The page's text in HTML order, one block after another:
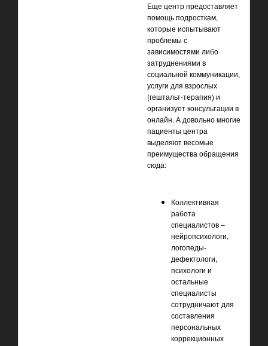
Еще центр предоставляет
помощь подросткам,
которые испытывают
проблемы с
зависимостями либо
затруднениями в
социальной коммуникации,
услуги для взрослых
(гештальт-терапия) и
организует консультации в
онлайн. А довольно многие
пациенты центра
выделяют весомые
преимущества обращения
сюда:
Коллективная
работа
специалистов –
нейропсихологи,
логопеды-
дефектологи,
психологи и
остальные
специалисты
сотрудничают для
составления
персональных
коррекционных